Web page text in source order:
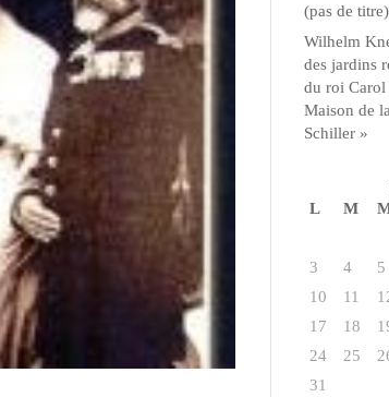
(pas de titre)
Wilhelm
des jardins
du roi Carol
Maison de
Schiller »
L M
3
4 5
10
11
17
18
24
25
31